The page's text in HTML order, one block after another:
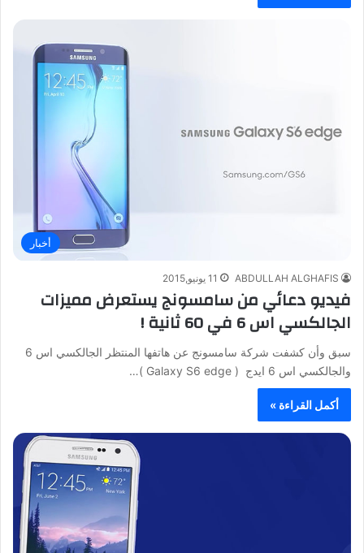
أخبار
ABDULLAH ALGHAFIS 11 يونيو,2015
فيديو دعائي من سامسونج يستعرض مميزات
الجالكسي اس 6 في 60 ثانية !
سبق وأن كشفت شركة سامسونج عن هاتفها المنتظر الجالكسي اس 6
والجالكسي اس 6 ايدج ( Galaxy S6 edge )…
أكمل القراءة »